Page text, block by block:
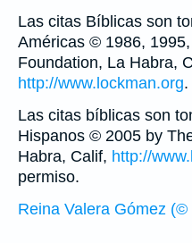
Las citas Bíblicas son
Américas © 1986,
Foundation, La Habra,
http://www.lockman.org
Las citas bíblicas son
Hispanos © 2005 by
Habra, Calif, http://
permiso.
Reina Valera Gómez (©